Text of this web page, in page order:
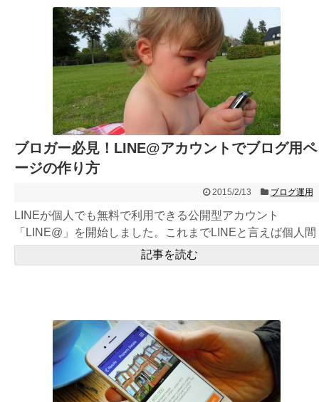
ブロガー必見！LINE@アカウントでブログ用ペ
ージの作り方
2015/2/13 ブログ運用
LINEが個人でも無料で利用できる公開型アカウント
「LINE@」を開始しました。これまでLINEと言えば個人間
のクローズ...
記事を読む